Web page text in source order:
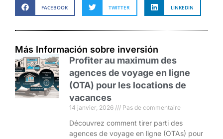
FACEBOOK TWITTER LINKEDIN
Más Información sobre inversión
Profiter au maximum des
agences de voyage en ligne
(OTA) pour les locations de
vacances
14 janvier, 2026 Pas de commentaire
Découvrez comment tirer parti des
agences de voyage en ligne (OTAs) pour